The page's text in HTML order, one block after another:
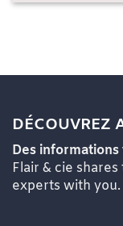
DÉCOUVREZ
Des
Flair & cie
experts with you.